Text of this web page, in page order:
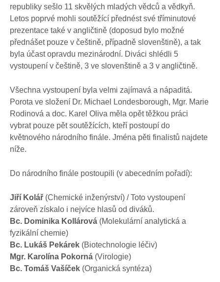
republiky sešlo 11 skvělých mladých vědců a vědkyň.
Letos poprvé mohli soutěžící přednést své tříminutové
prezentace také v angličtině (doposud bylo možné
přednášet pouze v češtině, případně slovenštině), a tak
byla účast opravdu mezinárodní. Diváci shlédli 5
vystoupení v češtině, 3 ve slovenštině a 3 v angličtině.
Všechna vystoupení byla velmi zajímavá a nápaditá.
Porota ve složení Dr. Michael Londesborough, Mgr. Marie
Rodinová a doc. Karel Oliva měla opět těžkou práci
vybrat pouze pět soutěžících, kteří postoupí do
květnového národního finále. Jména pěti finalistů najdete
níže.
Do národního finále postoupili (v abecedním pořadí):
Jiří Kolář (Chemické inženýrství) / Toto vystoupení
zároveň získalo i nejvíce hlasů od diváků.
Bc. Dominika Kollárová (Molekulární analytická a
fyzikální chemie)
Bc. Lukáš Pekárek (Biotechnologie léčiv)
Mgr. Karolína Pokorná (Virologie)
Bc. Tomáš Vašíček (Organická syntéza)